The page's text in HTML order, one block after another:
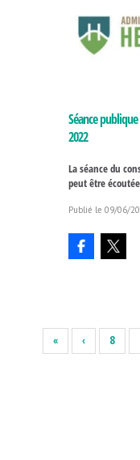
Séance
2022
La séance du
peut être
09/06/
« ‹ 8